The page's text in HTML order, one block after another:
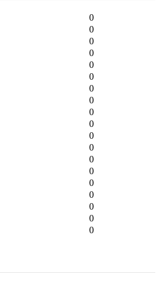
0
0
0
0
0
0
0
0
0
0
0
0
0
0
0
0
0
0
0